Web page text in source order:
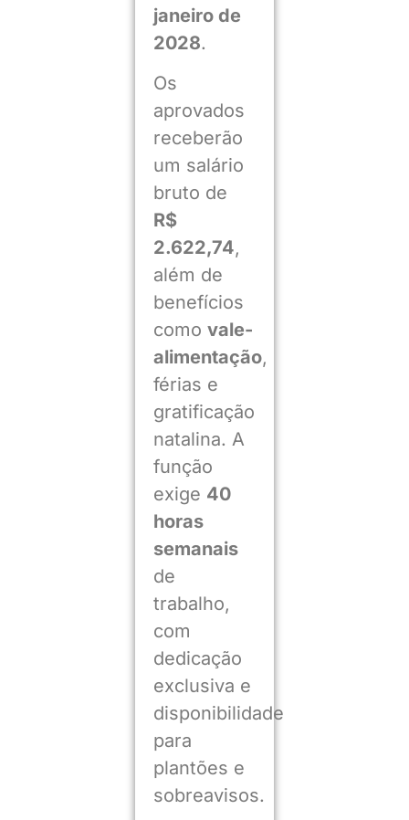
janeiro de
2028.
Os
aprovados
receberão
um salário
bruto de
R$
2.622,74,
além de
benefícios
como vale-
alimentação,
férias e
gratificação
natalina. A
função
exige 40
horas
semanais
de
trabalho,
com
dedicação
exclusiva e
disponibilidade
para
plantões e
sobreavisos.